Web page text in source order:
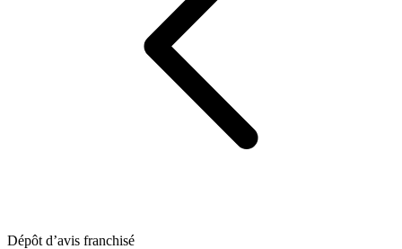
Dépôt d’avis franchisé